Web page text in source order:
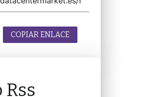
COPIAR ENLACE
Rss